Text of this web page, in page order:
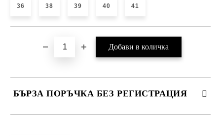
36 38 39 40 41
БЪРЗА ПОРЪЧКА БЕЗ РЕГИСТРАЦИЯ